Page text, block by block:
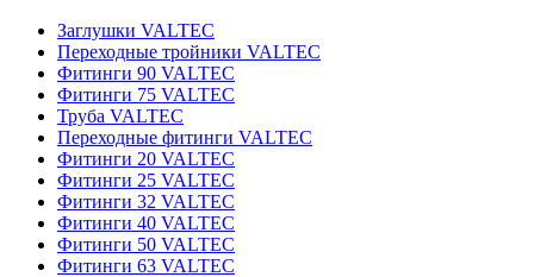
Заглушки VALTEC
Переходные тройники VALTEC
Фитинги 90 VALTEC
Фитинги 75 VALTEC
Труба VALTEC
Переходные фитинги VALTEC
Фитинги 20 VALTEC
Фитинги 25 VALTEC
Фитинги 32 VALTEC
Фитинги 40 VALTEC
Фитинги 50 VALTEC
Фитинги 63 VALTEC